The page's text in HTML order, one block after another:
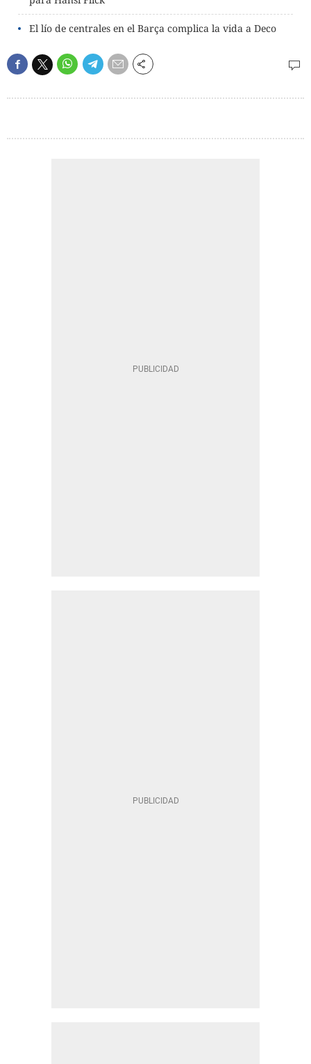
El lío de centrales en el Barça complica la vida a Deco